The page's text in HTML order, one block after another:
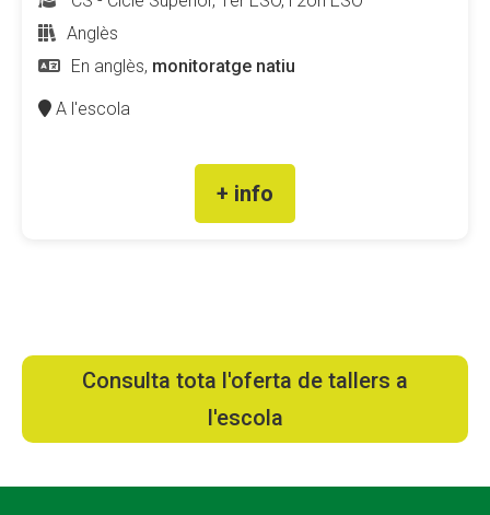
Anglès
En anglès, monitoratge natiu
A l'escola
+ info
Consulta tota l'oferta de tallers a
l'escola